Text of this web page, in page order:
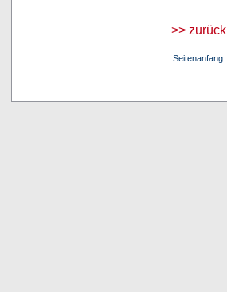
>> zurück
Seitenanfang